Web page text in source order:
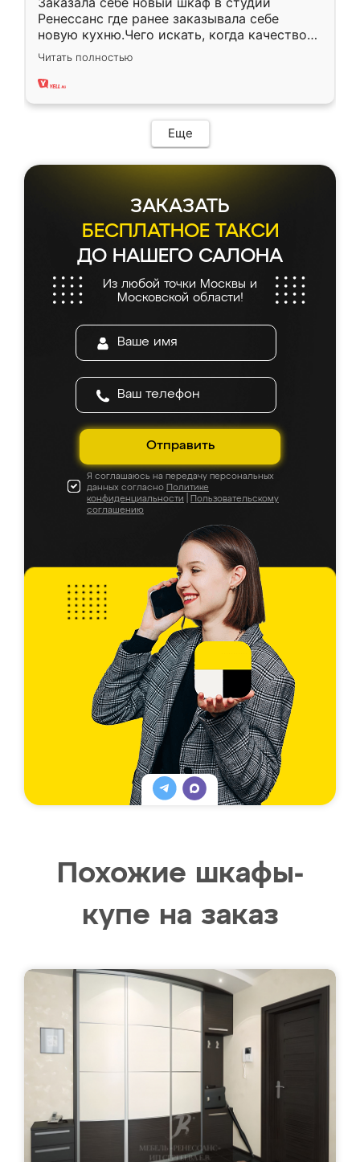
Ренессанс где ранее заказывала себе
новую кухню.Чего искать, когда качеством
вполне довольна. Служит кухня уже почти
два года, нареканий нет.
Читать полностью
Еще
ЗАКАЗАТЬ
БЕСПЛАТНОЕ ТАКСИ
ДО НАШЕГО САЛОНА
Из любой точки Москвы и
Московской области!
Отправить
Я соглашаюсь на передачу персональных
данных согласно Политике
конфиденциальности
Пользовательскому
соглашению
Похожие шкафы-
купе на заказ